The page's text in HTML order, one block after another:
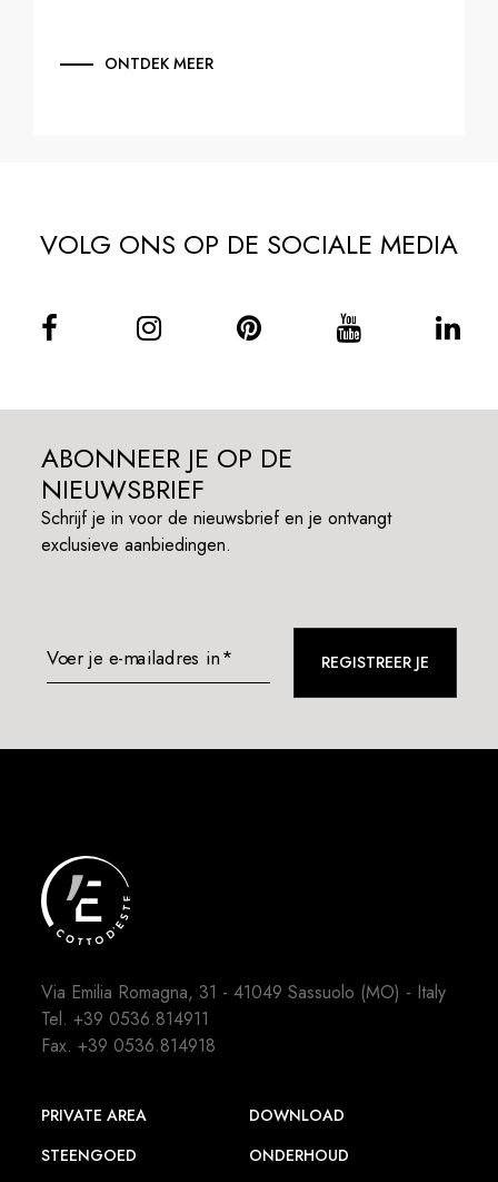
ONTDEK MEER
VOLG ONS OP DE SOCIALE MEDIA
ABONNEER JE OP DE
NIEUWSBRIEF
Schrijf je in voor de nieuwsbrief en je ontvangt
exclusieve aanbiedingen.
Voer je e-mailadres in* REGISTREER JE
Via Emilia Romagna, 31 - 41049 Sassuolo (MO) - Italy
Tel.+39 0536.814911
Fax. +39 0536.814918
PRIVATE AREA
DOWNLOAD
STEENGOED
ONDERHOUD